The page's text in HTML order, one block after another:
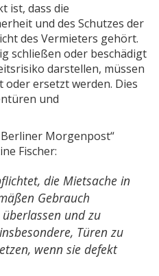
ist, dass die
und des Schutzes der
des Vermieters gehört.
schließen oder beschädigt
darstellen, müssen
ersetzt werden. Dies
und
Morgenpost“
Fischer:
die Mietsache in
Gebrauch
und zu
Türen zu
wenn sie defekt